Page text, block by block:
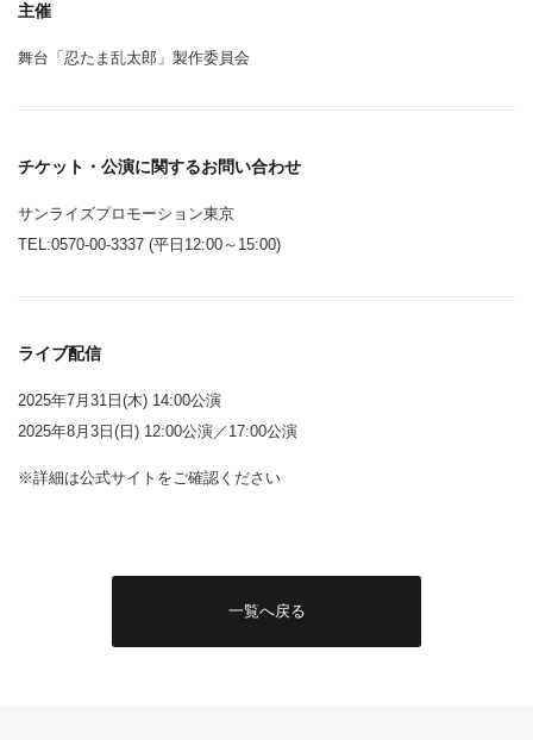
主催
舞台「忍たま乱太郎」製作委員会
チケット・公演に関するお問い合わせ
サンライズプロモーション東京
TEL:0570-00-3337 (平日12:00～15:00)
ライブ配信
2025年7月31日(木) 14:00公演
2025年8月3日(日) 12:00公演／17:00公演
※詳細は公式サイトをご確認ください
一覧へ戻る